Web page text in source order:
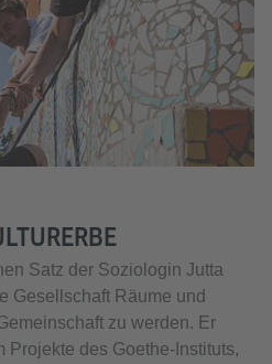
Satz der Soziologin Jutta
Gesellschaft Räume und
zu werden. Er
Projekte des Goethe-Instituts,